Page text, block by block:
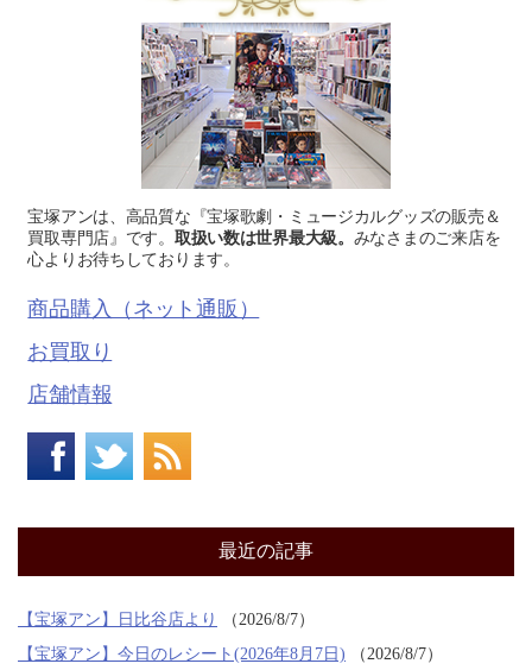
宝塚アンは、高品質な『宝塚歌劇・ミュージカルグッズの販売＆
買取専門店』です。 取扱い数は世界最大級。 みなさまのご来店を
心よりお待ちしております。
商品購入（ネット通販）
お買取り
店舗情報
最近の記事
【宝塚アン】日比谷店より
2026/8/7
【宝塚アン】今日のレシート(2026年8月7日)
2026/8/7